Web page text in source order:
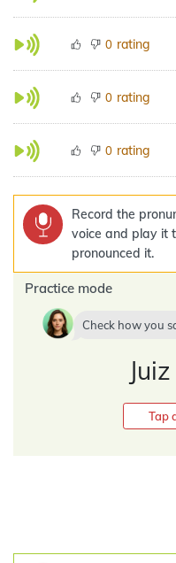
0 rating
0 rating
0 rating
Record the
voice and play it
pronounced it.
Practice mode
Check how you
Tap